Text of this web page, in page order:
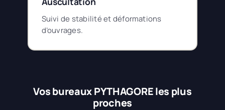
Suivi de stabilité et déformations
d’ouvrages.
Vos bureaux PYTHAGORE les plus
proches